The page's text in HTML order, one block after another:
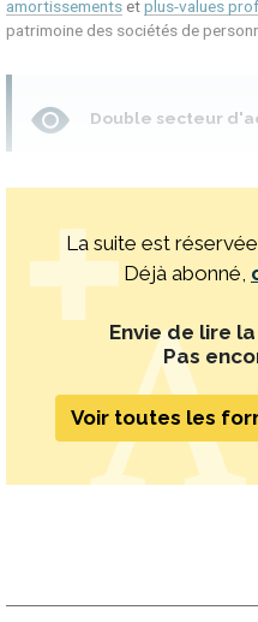
amortissementsetplus-values
patrimoine des sociétés de
Double secteur
La suite est
Déjà abonné,
Envie de lire
Pas
Voir toutes les